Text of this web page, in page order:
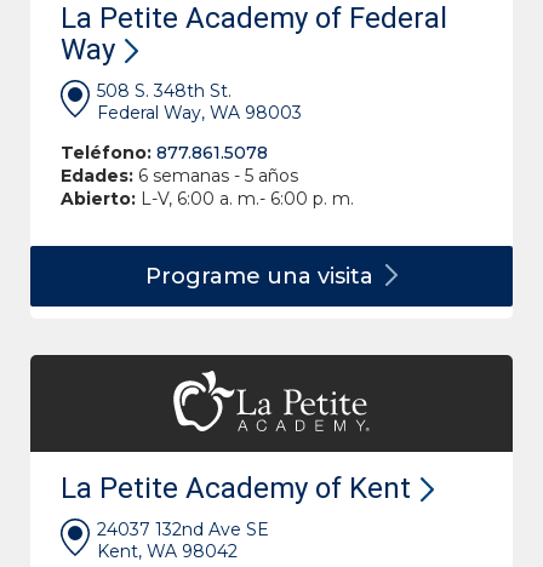
La Petite Academy of Federal
Way
508 S. 348th St.
Federal Way, WA 98003
Teléfono: 877.861.5078
Edades: 6 semanas - 5 años
Abierto: L-V, 6:00 a. m.- 6:00 p. m.
Programe una visita
La Petite Academy of Kent
24037 132nd Ave SE
Kent, WA 98042